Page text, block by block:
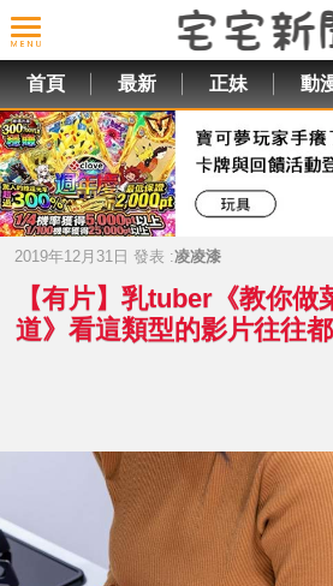
首頁 最新 正妹 動
2019年12月31日 發表 :凌凌漆
【有片】乳tuber《教你做
道》看這類型的影片往往